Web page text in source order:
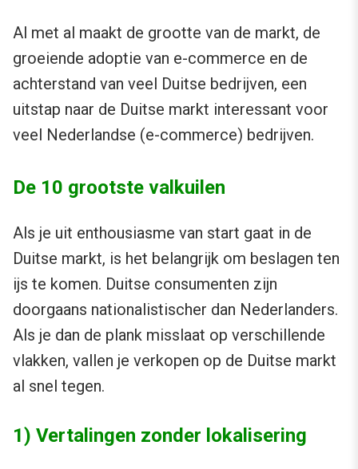
Al met al maakt de grootte van de markt, de
groeiende adoptie van e-commerce en de
achterstand van veel Duitse bedrijven, een
uitstap naar de Duitse markt interessant voor
veel Nederlandse (e-commerce) bedrijven.
De 10 grootste valkuilen
Als je uit enthousiasme van start gaat in de
Duitse markt, is het belangrijk om beslagen ten
ijs te komen. Duitse consumenten zijn
doorgaans nationalistischer dan Nederlanders.
Als je dan de plank misslaat op verschillende
vlakken, vallen je verkopen op de Duitse markt
al snel tegen.
1) Vertalingen zonder lokalisering